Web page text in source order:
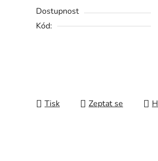
Dostupnost
Kód:
Tisk Zeptat se